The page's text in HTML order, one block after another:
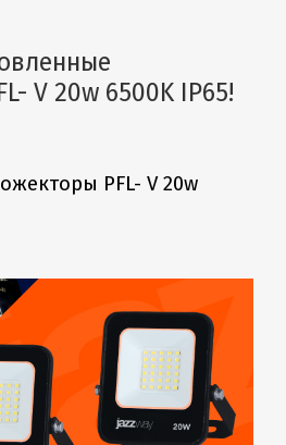
V 20w 6500K IP65!
PFL- V 20w